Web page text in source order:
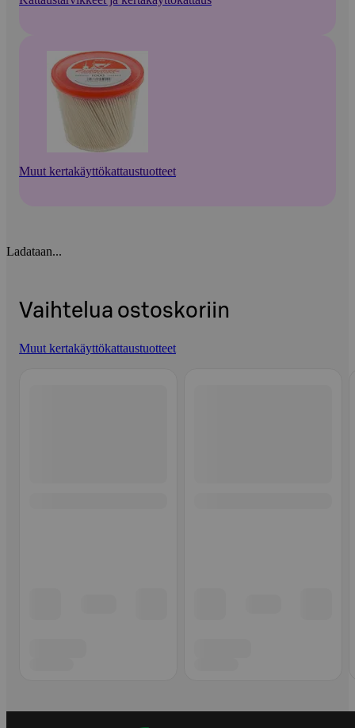
Muut kertakäyttökattaustuotteet
Ladataan...
Vaihtelua ostoskoriin
Muut kertakäyttökattaustuotteet